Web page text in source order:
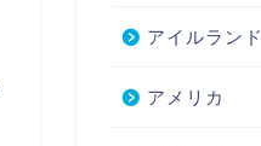
アイルランド
アメリカ